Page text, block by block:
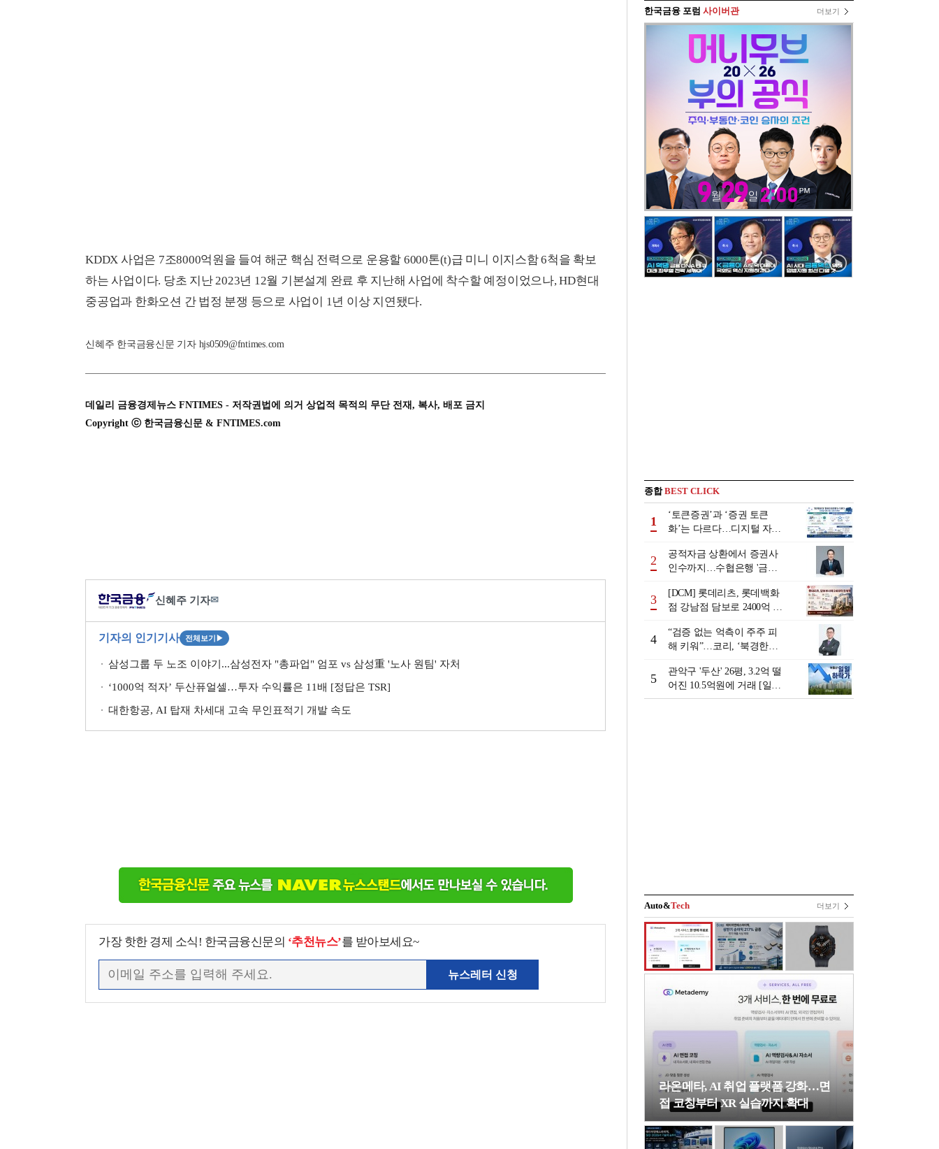
KDDX 사업은 7조8000억원을 들여 해군 핵심 전력으로 운용할 6000톤(t)급 미니 이지스함 6척을 확보
하는 사업이다. 당초 지난 2023년 12월 기본설계 완료 후 지난해 사업에 착수할 예정이었으나, HD현대
중공업과 한화오션 간 법정 분쟁 등으로 사업이 1년 이상 지연됐다.
신혜주 한국금융신문 기자 hjs0509@fntimes.com
데일리 금융경제뉴스 FNTIMES - 저작권법에 의거 상업적 목적의 무단 전재, 복사, 배포 금지
Copyright ⓒ 한국금융신문 & FNTIMES.com
신혜주 기자✉
기자의 인기기사 전체보기 ▶
삼성그룹 두 노조 이야기...삼성전자 "총파업" 엄포 vs 삼성重 '노사 원팀' 자처
‘1000억 적자’ 두산퓨얼셀…투자 수익률은 11배 [정답은 TSR]
대한항공, AI 탑재 차세대 고속 무인표적기 개발 속도
가장 핫한 경제 소식! 한국금융신문의 ‘추천뉴스’를 받아보세요~
뉴스레터 신청
한국금융 포럼 사이버관 더보기
종합BEST CLICK
1
‘토큰증권’과 ‘증권 토큰
화’는 다르다…디지털 자본
2
공적자금 상환에서 증권사
인수까지…수협은행 '금융
행 금융그룹의 꿈①]
3
[DCM] 롯데리츠, 롯데백화
점 강남점 담보로 2400억 조
4
“검증 없는 억측이 주주 피
해 키워”…코리, ‘북경한미
5
관악구 '두산' 26평, 3.2억 떨
어진 10.5억원에 거래 [일일
하락가]
Auto&Tech 더보기
라온메타, AI 취업 플랫폼 강화…면
접 코칭부터 XR 실습까지 확대